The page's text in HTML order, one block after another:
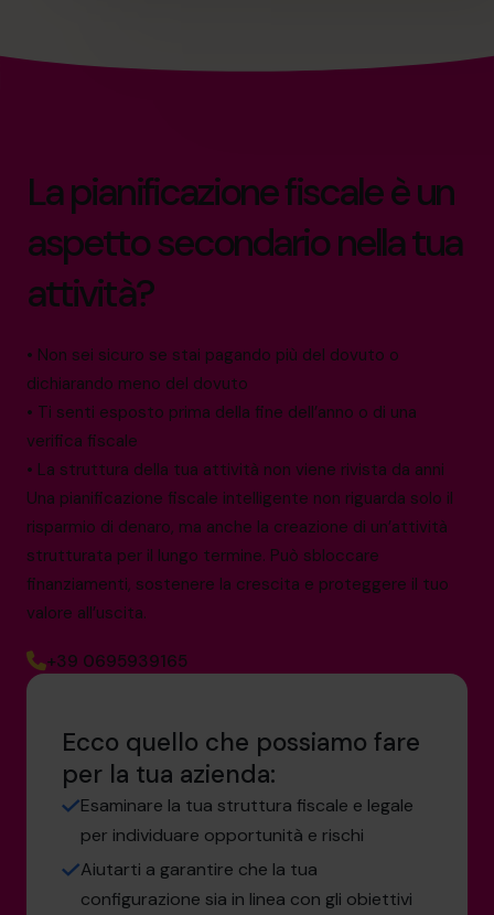
La pianificazione fiscale è un
aspetto secondario nella tua
attività?
• Non sei sicuro se stai pagando più del dovuto o
dichiarando meno del dovuto
• Ti senti esposto prima della fine dell’anno o di una
verifica fiscale
• La struttura della tua attività non viene rivista da anni
Una pianificazione fiscale intelligente non riguarda solo il
risparmio di denaro, ma anche la creazione di un’attività
strutturata per il lungo termine. Può sbloccare
finanziamenti, sostenere la crescita e proteggere il tuo
valore all’uscita.
+39 0695939165
Ecco quello che possiamo fare
per la tua azienda:
Esaminare la tua struttura fiscale e legale
per individuare opportunità e rischi
Aiutarti a garantire che la tua
configurazione sia in linea con gli obiettivi